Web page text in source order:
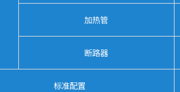
加热管
断路器
标准配置